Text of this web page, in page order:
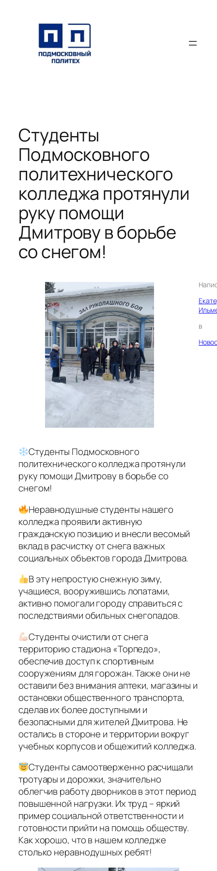
содержимому
Студенты
Подмосковного
политехнического
колледжа протянули
руку помощи
Дмитрову в борьбе
со снегом!
в
Студенты Подмосковного
политехнического колледжа протянули
руку помощи Дмитрову в борьбе со
снегом!
Неравнодушные студенты нашего
колледжа проявили активную
гражданскую позицию и внесли весомый
вклад в расчистку от снега важных
социальных объектов города Дмитрова.
В эту непростую снежную зиму,
учащиеся, вооружившись лопатами,
активно помогали городу справиться с
последствиями обильных снегопадов.
Студенты очистили от снега
территорию стадиона «Торпедо»,
обеспечив доступ к спортивным
сооружениям для горожан. Также они не
оставили без внимания аптеки, магазины и
остановки общественного транспорта,
сделав их более доступными и
безопасными для жителей Дмитрова. Не
остались в стороне и территории вокруг
учебных корпусов и общежитий колледжа.
Студенты самоотверженно расчищали
тротуары и дорожки, значительно
облегчив работу дворников в этот период
повышенной нагрузки. Их труд – яркий
пример социальной ответственности и
готовности прийти на помощь обществу.
Как хорошо, что в нашем колледже
столько неравнодушных ребят!